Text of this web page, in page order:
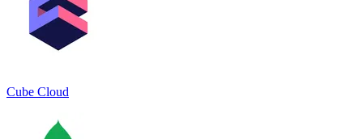
Cube Cloud